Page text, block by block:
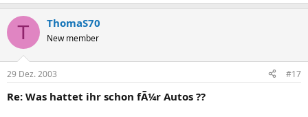
T ThomaS70
New member
29 Dez. 2003 #17
Re: Was hattet ihr schon fÃ¼r Autos ??